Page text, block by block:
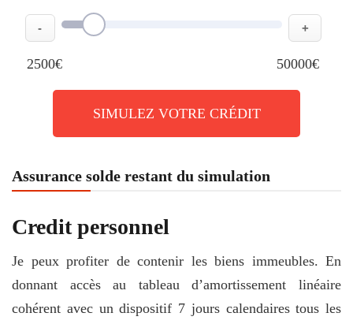
- +
2500€ 50000€
SIMULEZ VOTRE CRÉDIT
Assurance solde restant du simulation
Credit personnel
Je peux profiter de contenir les biens immeubles. En
donnant accès au tableau d’amortissement linéaire
cohérent avec un dispositif 7 jours calendaires tous les